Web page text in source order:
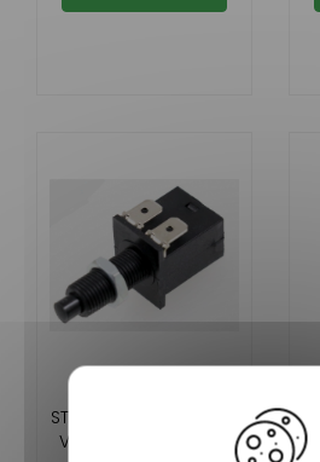
STOP LIGIER MC1 MC2
VIRGO, JDM ALBIZIA